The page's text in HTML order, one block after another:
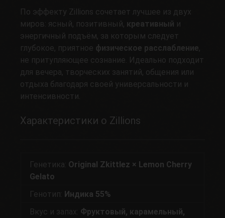
По эффекту Zillions сочетает лучшее из двух
миров: ясный, позитивный, креативный и
энергичный подъём, за которым следует
глубокое, приятное физическое расслабление,
не притупляющее сознание. Идеально подходит
для вечера, творческих занятий, общения или
отдыха благодаря своей универсальности и
интенсивности.
Характеристики о Zillions
Генетика: Original Zkittlez × Lemon Cherry
Gelato
Генотип: Индика 55%
Вкус и запах: Фруктовый, карамельный,